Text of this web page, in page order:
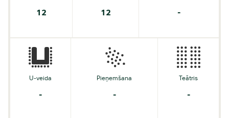
12 12 -
U-veida
-
Pieņemšana
-
Teātris
-